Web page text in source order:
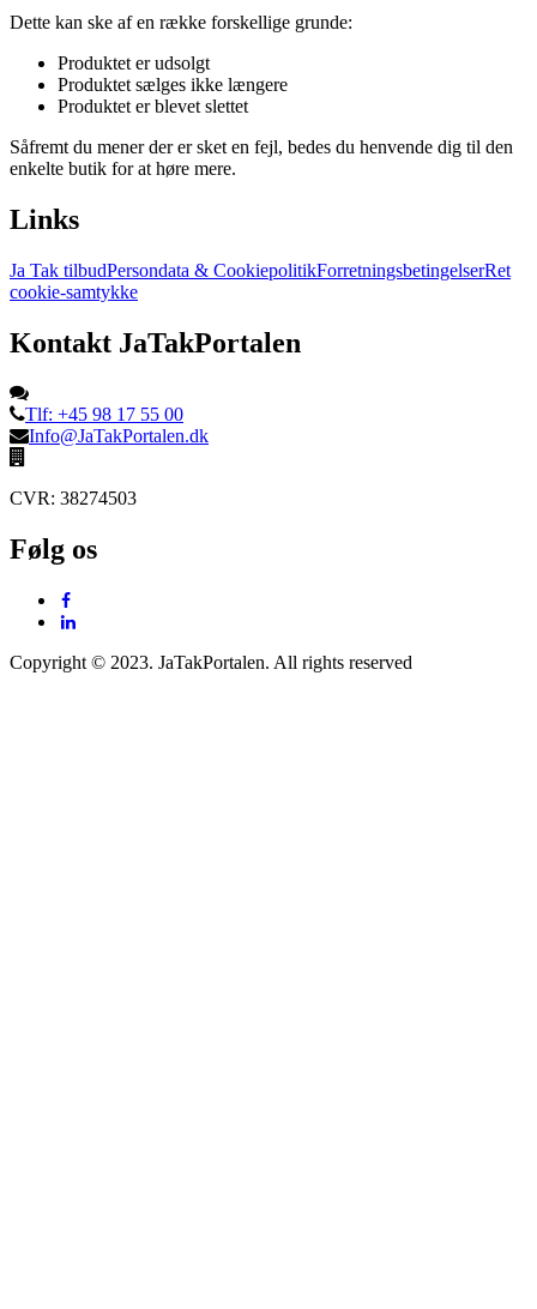
Dette kan ske af en række forskellige grunde:
Produktet er udsolgt
Produktet sælges ikke længere
Produktet er blevet slettet
Såfremt du mener der er sket en fejl, bedes du henvende dig til den
enkelte butik for at høre mere.
Links
Ja Tak tilbudPersondata & CookiepolitikForretningsbetingelserRet
cookie-samtykke
Kontakt JaTakPortalen
Tlf: +45 98 17 55 00
Info@JaTakPortalen.dk
CVR: 38274503
Følg os
Copyright © 2023. JaTakPortalen. All rights reserved